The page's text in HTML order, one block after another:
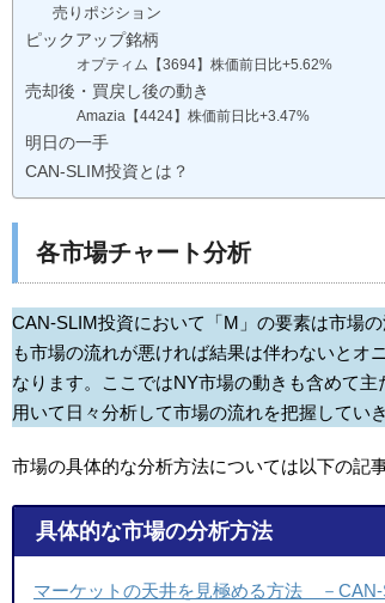
売りポジション
ピックアップ銘柄
オプティム【3694】株価前日比+5.62%
売却後・買戻し後の動き
Amazia【4424】株価前日比+3.47%
明日の一手
CAN-SLIM投資とは？
各市場チャート分析
CAN-SLIM投資において「M」の要素は市場
も市場の流れが悪ければ結果は伴わないとオ
なります。ここではNY市場の動きも含めて
用いて日々分析して市場の流れを把握していき
市場の具体的な分析方法については以下の記
具体的な市場の分析方法
マーケットの天井を見極める方法 －CAN-